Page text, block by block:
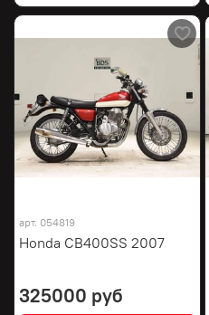
арт. 054819
Honda CB400SS 2007
325000 руб